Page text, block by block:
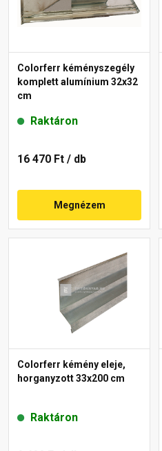
Colorferr kéményszegély
komplett alumínium 32x32
cm
Raktáron
16 470 Ft / db
Megnézem
Colorferr kémény eleje,
horganyzott 33x200 cm
Raktáron